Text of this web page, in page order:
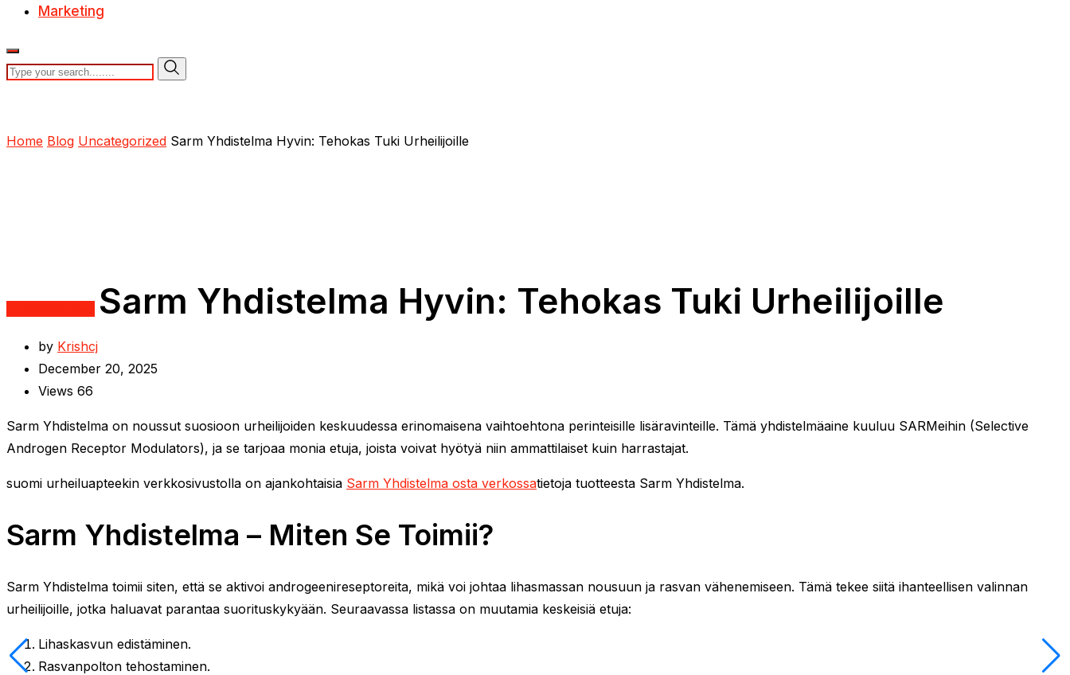
Marketing
Home Blog Uncategorized Sarm Yhdistelma Hyvin: Tehokas Tuki Urheilijoille
Sarm Yhdistelma Hyvin: Tehokas Tuki Urheilijoille
by Krishcj
December 20, 2025
Views 66
Sarm Yhdistelma on noussut suosioon urheilijoiden keskuudessa erinomaisena vaihtoehtona perinteisille lisäravinteille. Tämä yhdistelmäaine kuuluu SARMeihin (Selective
Androgen Receptor Modulators), ja se tarjoaa monia etuja, joista voivat hyötyä niin ammattilaiset kuin harrastajat.
suomi urheiluapteekin verkkosivustolla on ajankohtaisia ​​ Sarm Yhdistelma osta verkossatietoja tuotteesta Sarm Yhdistelma.
Sarm Yhdistelma – Miten Se Toimii?
Sarm Yhdistelma toimii siten, että se aktivoi androgeenireseptoreita, mikä voi johtaa lihasmassan nousuun ja rasvan vähenemiseen. Tämä tekee siitä ihanteellisen valinnan
urheilijoille, jotka haluavat parantaa suorituskykyään. Seuraavassa listassa on muutamia keskeisiä etuja:
Lihaskasvun edistäminen.
Rasvanpolton tehostaminen.